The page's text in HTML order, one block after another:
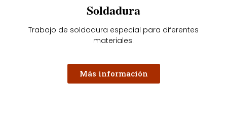
Soldadura
Trabajo de soldadura especial para diferentes
materiales.
Más información